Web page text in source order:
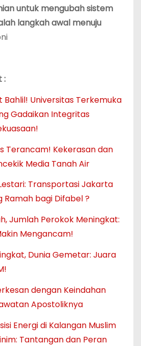
untuk mengubah sistem
langkah awal menuju
:
Bahlil! Universitas Terkemuka
Gadaikan Integritas
Terancam! Kekerasan dan
Media Tanah Air
Transportasi Jakarta
Ramah bagi Difabel ?
Jumlah Perokok Meningkat:
Mengancam!
Dunia Gemetar: Juara
dengan Keindahan
Apostoliknya
Energi di Kalangan Muslim
Tantangan dan Peran